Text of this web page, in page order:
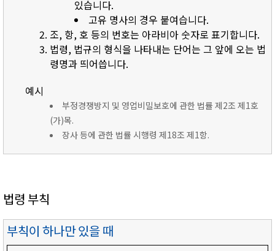
있습니다.
고유 명사의 경우 붙여습니다.
조, 항, 호 등의 번호는 아라비아 숫자로 표기합니다.
법령, 법규의 형식을 나타내는 단어는 그 앞에 오는 법
령명과 띄어씁니다.
예시
부정경쟁방지 및 영업비밀보호에 관한 법률 제2조 제1호
(가)목.
장사 등에 관한 법률 시행령 제18조 제1항.
법령 부칙
부칙이 하나만 있을 때